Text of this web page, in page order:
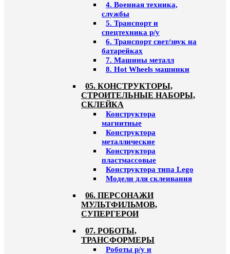
4. Военная техника,
службы
5. Транспорт и
спецтехника р/у
6. Транспорт свет/звук на
батарейках
7. Машины металл
8. Hot Wheels машинки
05. КОНСТРУКТОРЫ,
СТРОИТЕЛЬНЫЕ НАБОРЫ,
СКЛЕЙКА
Конструктора
магнитные
Конструктора
металлические
Конструктора
пластмассовые
Конструктора типа Lego
Модели для склеивания
06. ПЕРСОНАЖИ
МУЛЬТФИЛЬМОВ,
СУПЕРГЕРОИ
07. РОБОТЫ,
ТРАНСФОРМЕРЫ
Роботы р/у и